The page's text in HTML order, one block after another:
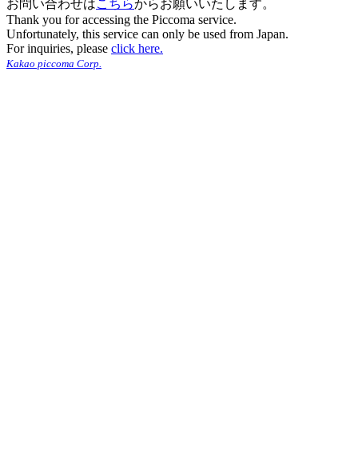
お問い合わせはこちらからお願いいたします。
Thank you for accessing the Piccoma service.
Unfortunately, this service can only be used from Japan.
For inquiries, please click here.
Kakao piccoma Corp.